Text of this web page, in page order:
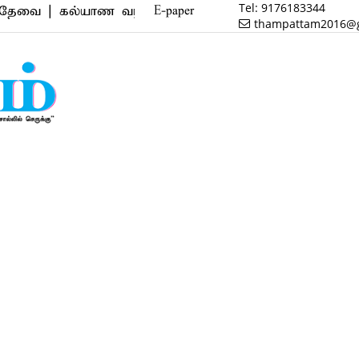
வரன் | மருத்துவம் | வணிகம் | பைனான்ஸ் |
E-paper Tel: 9176183344